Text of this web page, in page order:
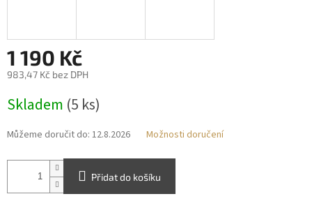
1 190 Kč
983,47 Kč bez DPH
cena:
Skladem (5 ks)
Můžeme doručit do: 12.8.2026 Možnosti doručení
Přidat do košíku